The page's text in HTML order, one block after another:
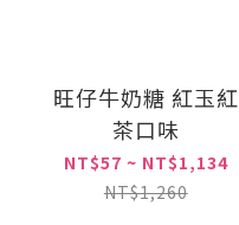
旺仔牛奶糖 紅玉紅
茶口味
NT$57 ~ NT$1,134
NT$1,260